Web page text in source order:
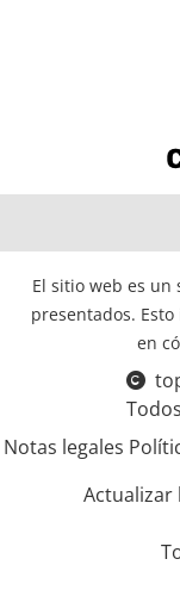
El sitio web es un
presentados.
en
Notas legales
Actualizar